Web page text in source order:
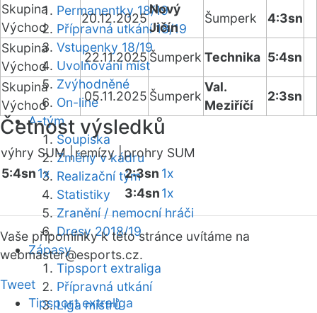
Permanentky 18/19
Přípravná utkání 18/19
Vstupenky 18/19
Uvolňování míst
Zvýhodněné
On-line
A-tým
Soupiska
Změny v kádru
Realizační tým
Statistiky
Zranění / nemocní hráči
Dresy 2018/19
Zápasy
Tipsport extraliga
Přípravná utkání
Liga mistrů
Skupina
Východ
20.12.2025
Nový
Jičín
Šumperk
4:3sn
Skupina
Východ
22.11.2025 Šumperk Technika 5:4sn
Skupina
Východ
05.11.2025 Šumperk
Val.
Meziříčí
2:3sn
Četnost výsledků
výhry SUM |remízy |prohry SUM
5:4sn1x 2:3sn 1x
3:4sn1x
Vaše připomínky k této stránce uvítáme na
webmaster@esports.cz.
Tweet
Tipsport extraliga